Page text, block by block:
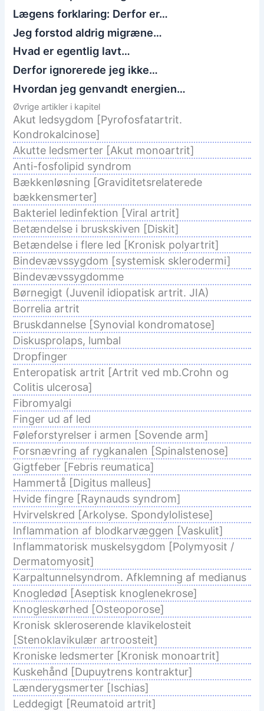
Lægens forklaring: Derfor er…
Jeg forstod aldrig migræne…
Hvad er egentlig lavt…
Derfor ignorerede jeg ikke…
Hvordan jeg genvandt energien…
Øvrige artikler i kapitel
Akut ledsygdom [Pyrofosfatartrit.
Kondrokalcinose]
Akutte ledsmerter [Akut monoartrit]
Anti-fosfolipid syndrom
Bækkenløsning [Graviditetsrelaterede
bækkensmerter]
Bakteriel ledinfektion [Viral artrit]
Betændelse i bruskskiven [Diskit]
Betændelse i flere led [Kronisk polyartrit]
Bindevævssygdom [systemisk sklerodermi]
Bindevævssygdomme
Børnegigt (Juvenil idiopatisk artrit. JIA)
Borrelia artrit
Bruskdannelse [Synovial kondromatose]
Diskusprolaps, lumbal
Dropfinger
Enteropatisk artrit [Artrit ved mb.Crohn og
Colitis ulcerosa]
Fibromyalgi
Finger ud af led
Føleforstyrelser i armen [Sovende arm]
Forsnævring af rygkanalen [Spinalstenose]
Gigtfeber [Febris reumatica]
Hammertå [Digitus malleus]
Hvide fingre [Raynauds syndrom]
Hvirvelskred [Arkolyse. Spondylolistese]
Inflammation af blodkarvæggen [Vaskulit]
Inflammatorisk muskelsygdom [Polymyosit /
Dermatomyosit]
Karpaltunnelsyndrom. Afklemning af medianus
Knogledød [Aseptisk knoglenekrose]
Knogleskørhed [Osteoporose]
Kronisk skleroserende klavikelosteit
[Stenoklavikulær artroosteit]
Kroniske ledsmerter [Kronisk monoartrit]
Kuskehånd [Dupuytrens kontraktur]
Lænderygsmerter [Ischias]
Leddegigt [Reumatoid artrit]